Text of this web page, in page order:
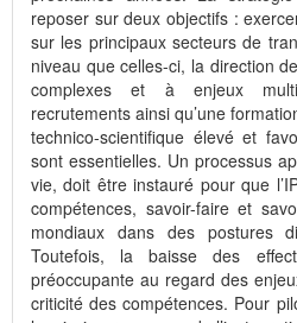
reposer sur deux objectifs :
sur les principaux secteurs de
niveau que celles-ci, la direction
complexes et à enjeux
recrutements ainsi qu’une
technico-scientifique élevé et
sont essentielles. Un processus
vie, doit être instauré pour que
compétences, savoir-faire et
mondiaux dans des postures
Toutefois, la baisse des
préoccupante au regard des
criticité des compétences. Pour